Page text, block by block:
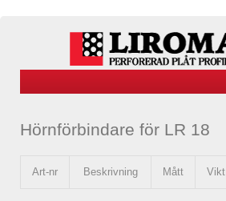
Hörnförbindare för LR 18
Art-nr Beskrivning Mått Vikt